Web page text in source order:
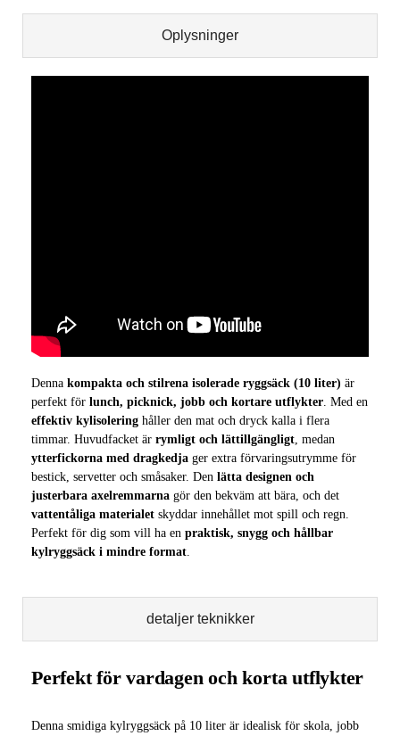
Oplysninger
detaljer teknikker
Denna kompakta och stilrena isolerade ryggsäck (10 liter) är
perfekt för lunch, picknick, jobb och kortare utflykter. Med en
effektiv kylisolering håller den mat och dryck kalla i flera
timmar. Huvudfacket är rymligt och lättillgängligt, medan
ytterfickorna med dragkedja ger extra förvaringsutrymme för
bestick, servetter och småsaker. Den lätta designen och
justerbara axelremmarna gör den bekväm att bära, och det
vattentåliga materialet skyddar innehållet mot spill och regn.
Perfekt för dig som vill ha en praktisk, snygg och hållbar
kylryggsäck i mindre format.
Perfekt för vardagen och korta utflykter
Denna smidiga kylryggsäck på 10 liter är idealisk för skola, jobb